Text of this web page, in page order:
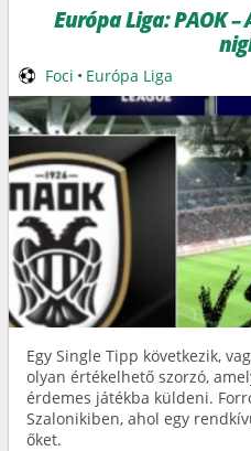
Európa Liga: PAOK
Egy Single Tipp következik,
olyan értékelhető szorzó,
érdemes játékba küldeni.
Szalonikiben, ahol egy
őket.
Foci • Európa Liga